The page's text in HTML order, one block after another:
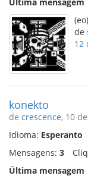
(eo)
de
12
konekto
de crescence, 10
Idioma: Esperanto
Mensagens: 3
Última mensagem